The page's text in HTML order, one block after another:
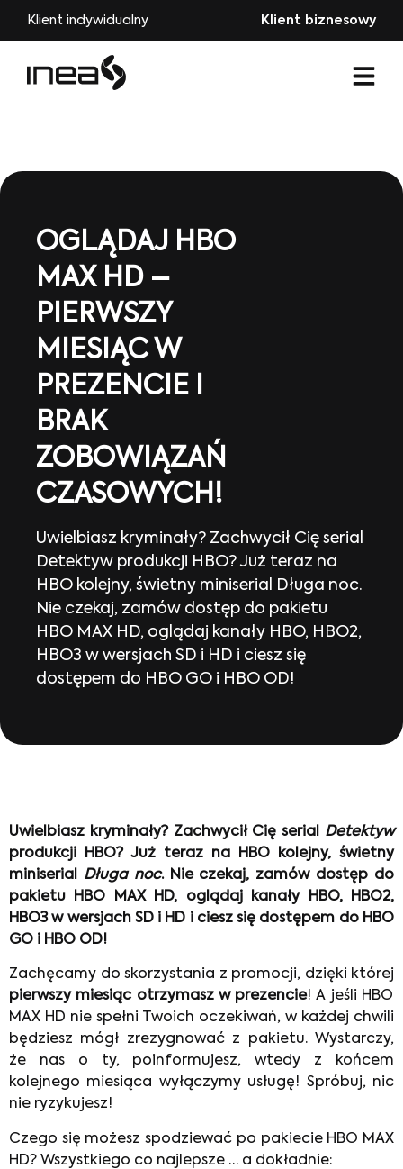
Klient indywidualny Klient biznesowy
OGLĄDAJ HBO
MAX HD –
PIERWSZY
MIESIĄC W
PREZENCIE I
BRAK
ZOBOWIĄZAŃ
CZASOWYCH!
Uwielbiasz kryminały? Zachwycił Cię serial
Detektyw produkcji HBO? Już teraz na
HBO kolejny, świetny miniserial Długa noc.
Nie czekaj, zamów dostęp do pakietu
HBO MAX HD, oglądaj kanały HBO, HBO2,
HBO3 w wersjach SD i HD i ciesz się
dostępem do HBO GO i HBO OD!
Uwielbiasz kryminały? Zachwycił Cię serial Detektyw
produkcji HBO? Już teraz na HBO kolejny, świetny
miniserial Długa noc. Nie czekaj, zamów dostęp do
pakietu HBO MAX HD, oglądaj kanały HBO, HBO2,
HBO3 w wersjach SD i HD i ciesz się dostępem do HBO
GO i HBO OD!
Zachęcamy do skorzystania z promocji, dzięki której
pierwszy miesiąc otrzymasz w prezencie! A jeśli HBO
MAX HD nie spełni Twoich oczekiwań, w każdej chwili
będziesz mógł zrezygnować z pakietu. Wystarczy,
że nas o ty, poinformujesz, wtedy z końcem
kolejnego miesiąca wyłączymy usługę! Spróbuj, nic
nie ryzykujesz!
Czego się możesz spodziewać po pakiecie HBO MAX
HD? Wszystkiego co najlepsze … a dokładnie: